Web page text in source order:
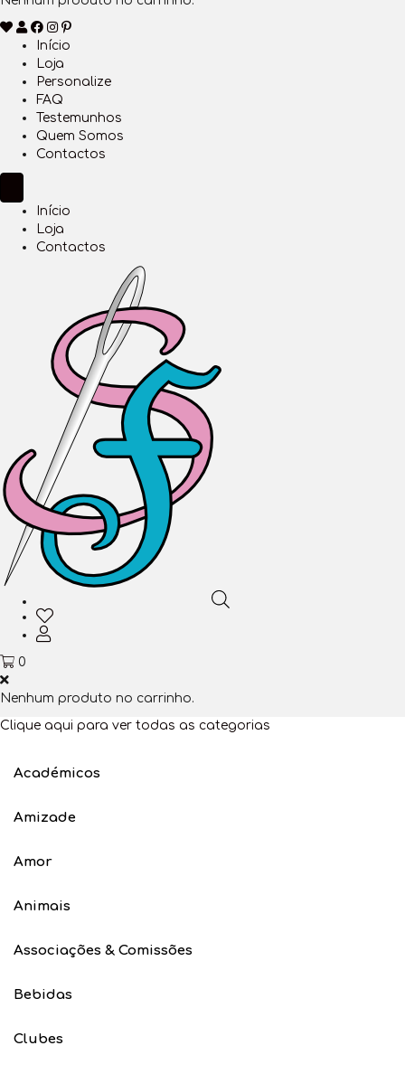
Início
Loja
Personalize
FAQ
Testemunhos
Quem Somos
Contactos
Início
Loja
Contactos
0
Nenhum produto no carrinho.
Clique aqui para ver todas as categorias
Académicos
Amizade
Amor
Animais
Associações & Comissões
Bebidas
Clubes